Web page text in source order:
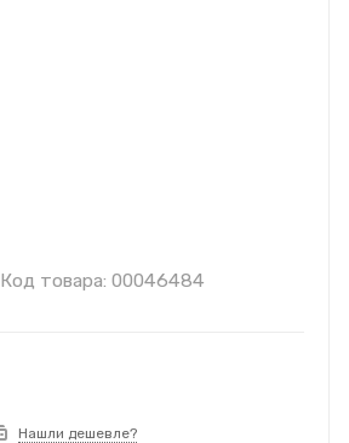
Код товара: 00046484
Нашли дешевле?